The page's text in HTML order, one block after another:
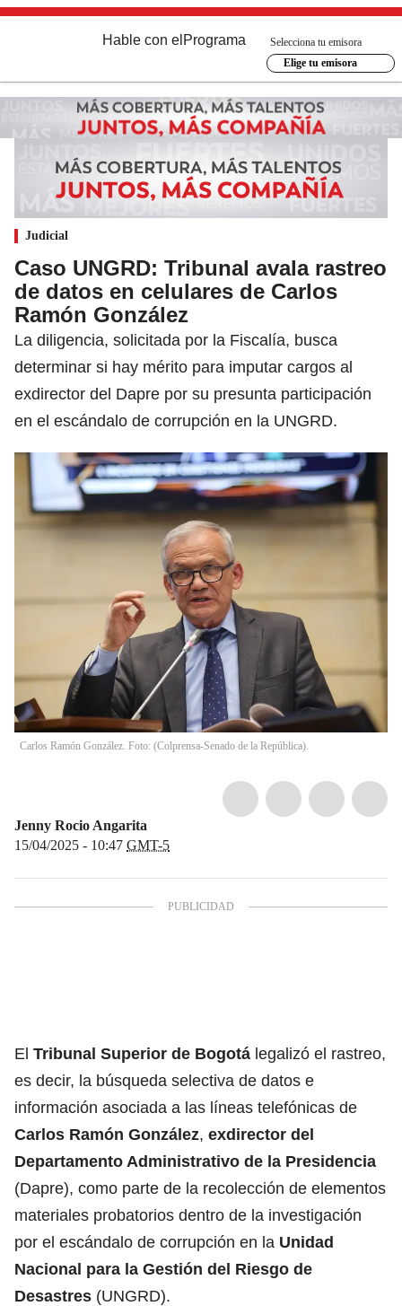
Hable con el Programa
Selecciona tu emisora
Elige tu emisora
Judicial
Caso UNGRD: Tribunal avala rastreo
de datos en celulares de Carlos
Ramón González
La diligencia, solicitada por la Fiscalía, busca
determinar si hay mérito para imputar cargos al
exdirector del Dapre por su presunta participación
en el escándalo de corrupción en la UNGRD.
Carlos Ramón González. Foto: (Colprensa-Senado de la República).
Jenny Rocio Angarita
15/04/2025 - 10:47 GMT-5
El Tribunal Superior de Bogotá legalizó el rastreo,
es decir, la búsqueda selectiva de datos e
información asociada a las líneas telefónicas de
Carlos Ramón González, exdirector del
Departamento Administrativo de la Presidencia
(Dapre), como parte de la recolección de elementos
materiales probatorios dentro de la investigación
por el escándalo de corrupción en la Unidad
Nacional para la Gestión del Riesgo de
Desastres (UNGRD).